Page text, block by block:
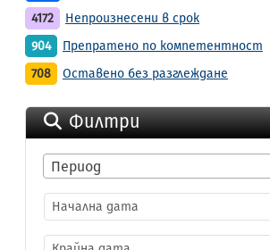
4172
Непроизнесени в срок
904
Препратено по компетентност
708
Оставено без разглеждане
Филтри
Период